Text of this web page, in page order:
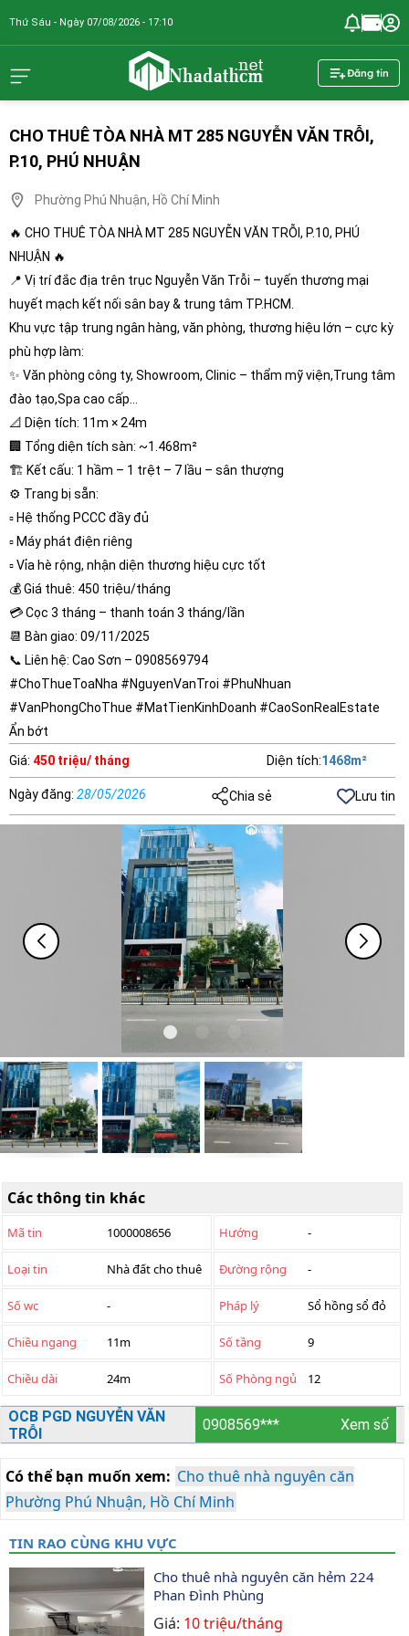
Thứ Sáu - Ngày 07/08/2026 - 17:10
Đăng tin
CHO THUÊ TÒA NHÀ MT 285 NGUYỄN VĂN TRỖI,
P.10, PHÚ NHUẬN
Phường Phú Nhuận, Hồ Chí Minh
🔥 CHO THUÊ TÒA NHÀ MT 285 NGUYỄN VĂN TRỖI, P.10, PHÚ
NHUẬN 🔥
📍 Vị trí đắc địa trên trục Nguyễn Văn Trỗi – tuyến thương mại
huyết mạch kết nối sân bay & trung tâm TP.HCM.
Khu vực tập trung ngân hàng, văn phòng, thương hiệu lớn – cực kỳ
phù hợp làm:
✨ Văn phòng công ty, Showroom, Clinic – thẩm mỹ viện,Trung tâm
đào tạo,Spa cao cấp...
📐 Diện tích: 11m × 24m
🏢 Tổng diện tích sàn: ~1.468m²
🏗️ Kết cấu: 1 hầm – 1 trệt – 7 lầu – sân thượng
⚙️ Trang bị sẵn:
▫️ Hệ thống PCCC đầy đủ
▫️ Máy phát điện riêng
▫️ Vỉa hè rộng, nhận diện thương hiệu cực tốt
💰 Giá thuê: 450 triệu/tháng
💳 Cọc 3 tháng – thanh toán 3 tháng/lần
📆 Bàn giao: 09/11/2025
📞 Liên hệ: Cao Sơn – 0908569794
#ChoThueToaNha #NguyenVanTroi #PhuNhuan
#VanPhongChoThue #MatTienKinhDoanh #CaoSonRealEstate
Ẩn bớt
Giá: 450 triệu/ tháng Diện tích:1468m²
Ngày đăng: 28/05/2026 Chia sẻ Lưu tin
Các thông tin khác
Mã tin 1000008656 Hướng -
Loại tin Nhà đất cho thuê Đường rộng -
Số wc - Pháp lý Sổ hồng sổ đỏ
Chiều ngang 11m Số tầng 9
Chiều dài 24m Số Phòng ngủ 12
OCB PGD NGUYỄN VĂN
TRỖI
0908569*** Xem số
Có thể bạn muốn xem: Cho thuê nhà nguyên căn
Phường Phú Nhuận, Hồ Chí Minh
TIN RAO CÙNG KHU VỰC
Cho thuê nhà nguyên căn hẻm 224
Phan Đình Phùng
Giá: 10 triệu/tháng